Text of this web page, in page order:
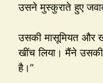
उसने मुस्कुराते हुए जवाब
उसकी मासूमियत और
खींच लिया। मैंने
है।”